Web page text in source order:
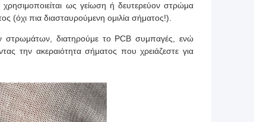
ως γείωση ή δευτερεύον στρώμα
(όχι πια διασταυρούμενη ομιλία σήματος!).
στρωμάτων, διατηρούμε το PCB συμπαγές, ενώ
την ακεραιότητα σήματος που χρειάζεστε για